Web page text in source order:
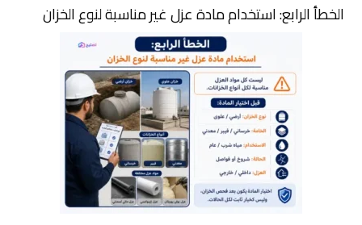
الخطأ الرابع: استخدام مادة عزل غير مناسبة لنوع الخزان